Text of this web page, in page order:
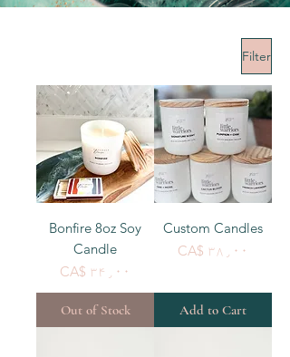
Filter
Custom Candles
Price
CA$ ۳۸٫۰۰
Add to Cart
Bonfire 8oz Soy
Candle
Price
CA$ ۳۴٫۰۰
Out of Stock